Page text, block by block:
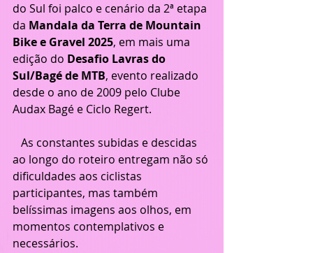
do Sul foi palco e cenário da 2ª etapa
da Mandala da Terra de Mountain
Bike e Gravel 2025, em mais uma
edição do Desafio Lavras do
Sul/Bagé de MTB, evento realizado
desde o ano de 2009 pelo Clube
Audax Bagé e Ciclo Regert.
ao longo do roteiro entregam não só
dificuldades aos ciclistas
participantes, mas também
belíssimas imagens aos olhos, em
momentos contemplativos e
necessários.